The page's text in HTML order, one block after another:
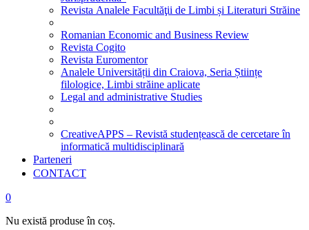
Revista Analele Facultăţii de Limbi și Literaturi Străine
Romanian Economic and Business Review
Revista Cogito
Revista Euromentor
Analele Universității din Craiova, Seria Științe
filologice, Limbi străine aplicate
Legal and administrative Studies
CreativeAPPS – Revistă studențească de cercetare în
informatică multidisciplinară
Parteneri
CONTACT
0
Nu există produse în coș.